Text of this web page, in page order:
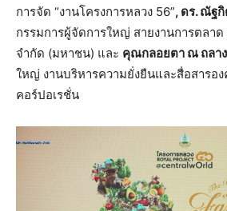
การจัด “งานโครงการหลวง 56”, ดร. ณัฐ
กรรมการผู้จัดการใหญ่ สายงานการตลา
จำกัด (มหาชน) และ คุณกลอยตา ณ ถลาง
ใหญ่ งานบริหารความยั่งยืนและสื่อสารอ
คอร์ปอเรชั่น